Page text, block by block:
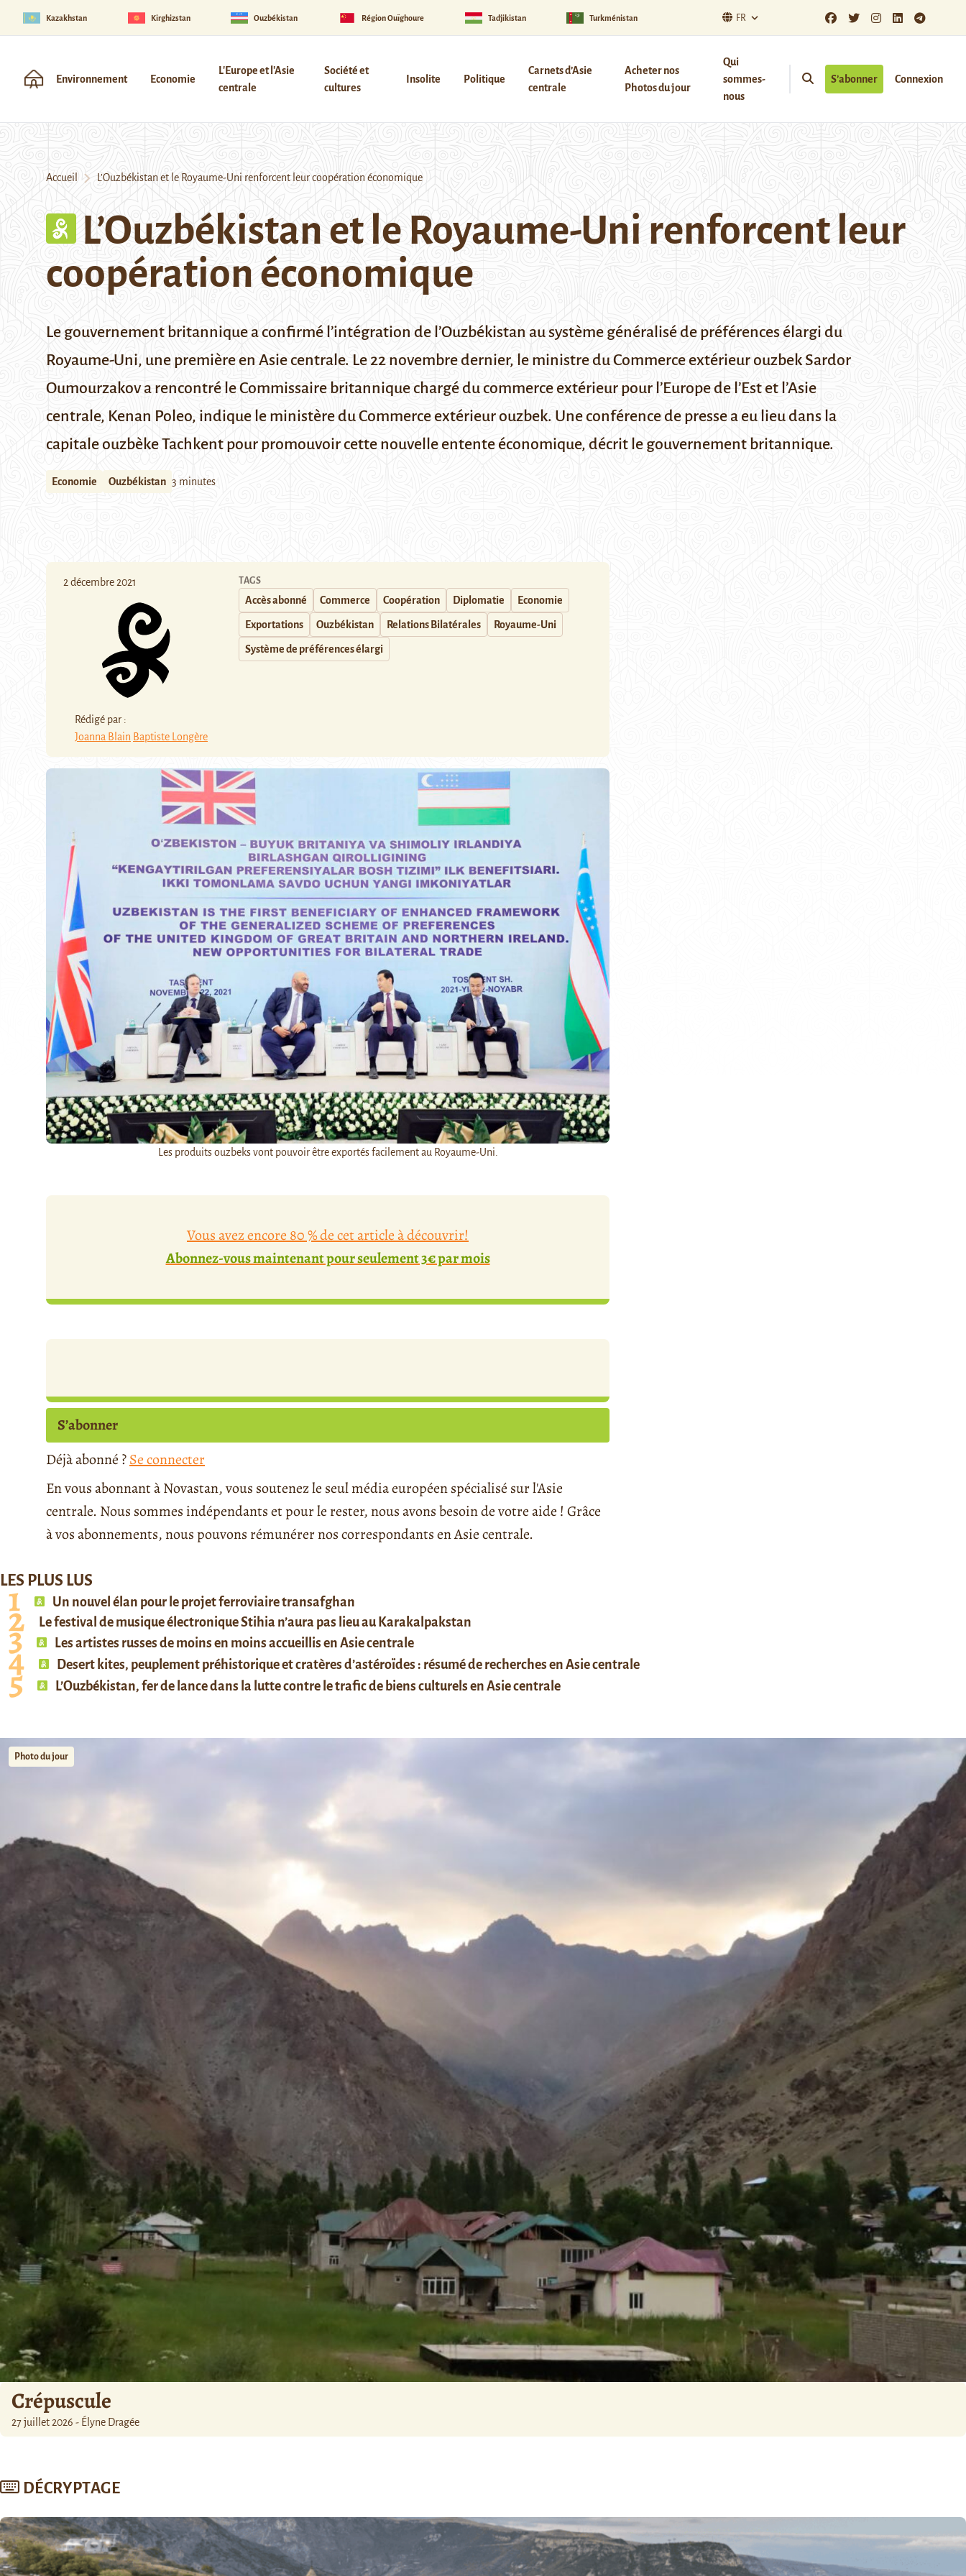
Kazakhstan Kirghizstan Ouzbékistan Région Ouïghoure Tadjikistan Turkménistan FR
Environnement Economie
L'Europe et l'Asie
centrale
Société et
cultures
Insolite Politique
Carnets d’Asie
centrale
Acheter nos
Photos du jour
Qui
sommes-
nous
S’abonner Connexion
Accueil L’Ouzbékistan et le Royaume-Uni renforcent leur coopération économique
L’Ouzbékistan et le Royaume-Uni renforcent leur
coopération économique
Le gouvernement britannique a confirmé l’intégration de l’Ouzbékistan au système généralisé de préférences élargi du
Royaume-Uni, une première en Asie centrale. Le 22 novembre dernier, le ministre du Commerce extérieur ouzbek Sardor
Oumourzakov a rencontré le Commissaire britannique chargé du commerce extérieur pour l’Europe de l’Est et l’Asie
centrale, Kenan Poleo, indique le ministère du Commerce extérieur ouzbek. Une conférence de presse a eu lieu dans la
capitale ouzbèke Tachkent pour promouvoir cette nouvelle entente économique, décrit le gouvernement britannique.
Economie Ouzbékistan 3 minutes
2 décembre 2021
Rédigé par :
Joanna Blain Baptiste Longère
TAGS
Accès abonné Commerce Coopération Diplomatie Economie
Exportations Ouzbékistan Relations Bilatérales Royaume-Uni
Système de préférences élargi
Les produits ouzbeks vont pouvoir être exportés facilement au Royaume-Uni.
Vous avez encore 80 % de cet article à découvrir!
Abonnez-vous maintenant pour seulement 3€ par mois
S’abonner
Déjà abonné ?Se connecter
En vous abonnant à Novastan, vous soutenez le seul média européen spécialisé sur l'Asie
centrale. Nous sommes indépendants et pour le rester, nous avons besoin de votre aide ! Grâce
à vos abonnements, nous pouvons rémunérer nos correspondants en Asie centrale.
LES PLUS LUS
Un nouvel élan pour le projet ferroviaire transafghan
Le festival de musique électronique Stihia n’aura pas lieu au Karakalpakstan
Les artistes russes de moins en moins accueillis en Asie centrale
Desert kites, peuplement préhistorique et cratères d’astéroïdes : résumé de recherches en Asie centrale
L’Ouzbékistan, fer de lance dans la lutte contre le trafic de biens culturels en Asie centrale
Photo du jour
Crépuscule
27 juillet 2026 - Élyne Dragée
DÉCRYPTAGE